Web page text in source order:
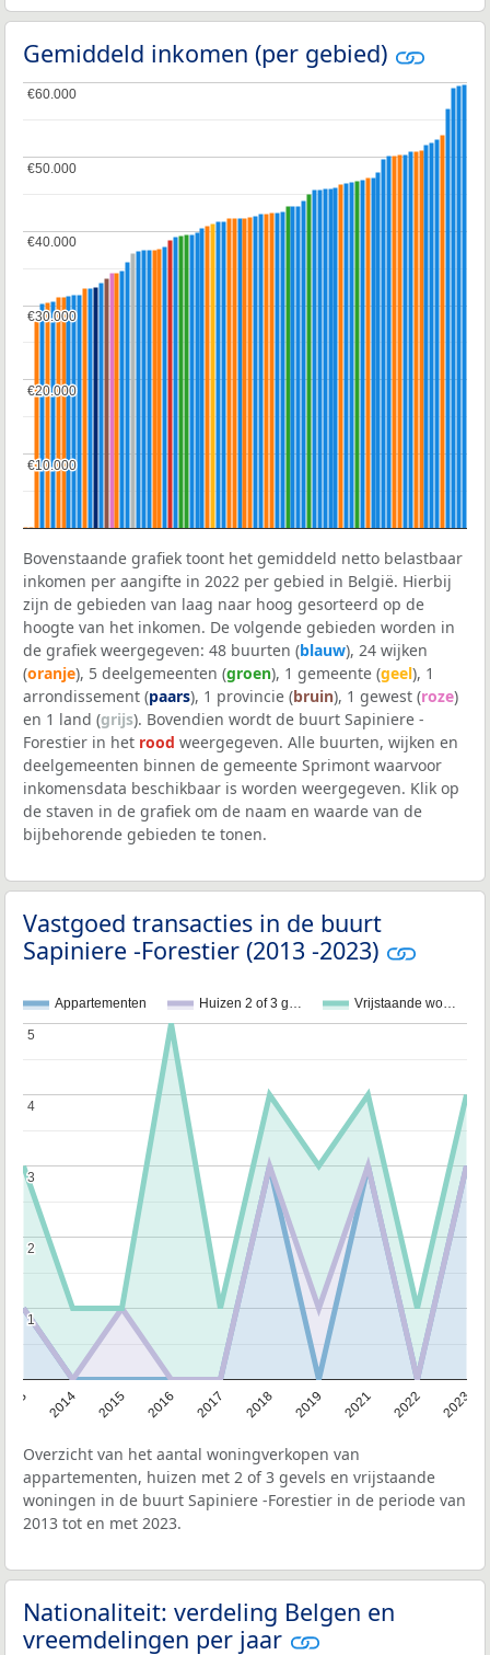
Gemiddeld inkomen (per gebied)
€10.000
€10.000
€20.000
€20.000
€30.000
€30.000
€40.000
€40.000
€50.000
€50.000
€60.000
€60.000
Bovenstaande grafiek toont het gemiddeld netto belastbaar
inkomen per aangifte in 2022 per gebied in België. Hierbij
zijn de gebieden van laag naar hoog gesorteerd op de
hoogte van het inkomen. De volgende gebieden worden in
de grafiek weergegeven: 48 buurten (blauw), 24 wijken
(oranje), 5 deelgemeenten (groen), 1 gemeente (geel), 1
arrondissement (paars), 1 provincie (bruin), 1 gewest (roze)
en 1 land (grijs). Bovendien wordt de buurt Sapiniere -
Forestier in het rood weergegeven. Alle buurten, wijken en
deelgemeenten binnen de gemeente Sprimont waarvoor
inkomensdata beschikbaar is worden weergegeven. Klik op
de staven in de grafiek om de naam en waarde van de
bijbehorende gebieden te tonen.
Vastgoed transacties in de buurt
Sapiniere -Forestier (2013 -2023)
Appartementen Huizen 2 of 3 g… Vrijstaande wo…
2014 2015 2016 2017 2018 2019 2021 2022 2023
1
1
2
2
3
3
4
4
5
5
Overzicht van het aantal woningverkopen van
appartementen, huizen met 2 of 3 gevels en vrijstaande
woningen in de buurt Sapiniere -Forestier in de periode van
2013 tot en met 2023.
Nationaliteit: verdeling Belgen en
vreemdelingen per jaar